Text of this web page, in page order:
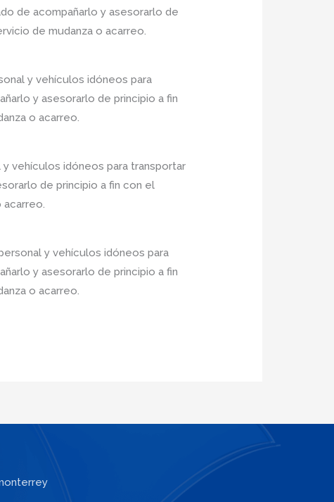
de acompañarlo y asesorarlo de
de mudanza o acarreo.
y vehículos idóneos para
y asesorarlo de principio a fin
o acarreo.
vehículos idóneos para transportar
de principio a fin con el
y vehículos idóneos para
y asesorarlo de principio a fin
o acarreo.